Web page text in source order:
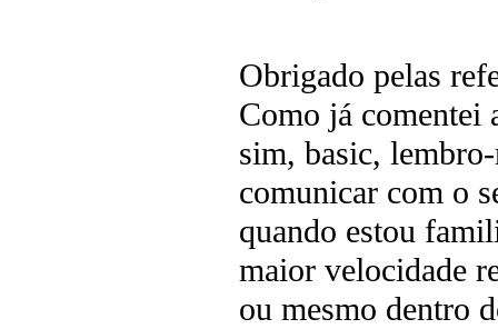
Obrigado pelas
Como já comentei
sim, basic,
comunicar com o
quando estou
maior velocidade
ou mesmo dentro